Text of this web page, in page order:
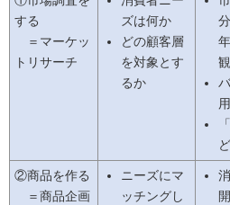
する
＝マーケッ
トリサーチ
ズは何か
どの顧客層
を対象とす
るか
用
②商品を作る
＝商品企画
ニーズにマ
ッチングし